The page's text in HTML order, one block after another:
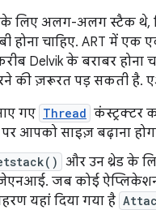
के लिए अलग-अलग स्टैक थे,
होना चाहिए. ART में
Delvik के बराबर
की ज़रूरत पड़ सकती है.
गए Thread कंस्ट्रक्टर
पर आपको साइज़ बढ़ाना
और उन थ्रेड के
जब कोई
यहां दिया गया है